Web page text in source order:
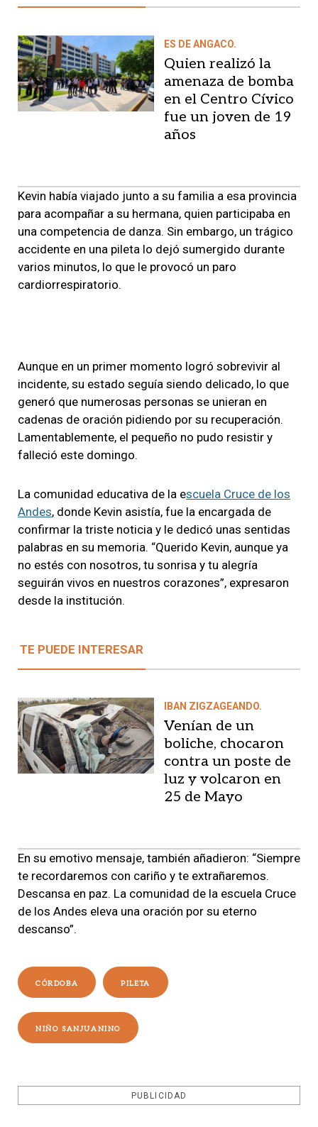
ES DE ANGACO.
Quien realizó la
amenaza de bomba
en el Centro Cívico
fue un joven de 19
años
Kevin había viajado junto a su familia a esa provincia
para acompañar a su hermana, quien participaba en
una competencia de danza. Sin embargo, un trágico
accidente en una pileta lo dejó sumergido durante
varios minutos, lo que le provocó un paro
cardiorrespiratorio.
Aunque en un primer momento logró sobrevivir al
incidente, su estado seguía siendo delicado, lo que
generó que numerosas personas se unieran en
cadenas de oración pidiendo por su recuperación.
Lamentablemente, el pequeño no pudo resistir y
falleció este domingo.
La comunidad educativa de la escuela Cruce de los
Andes, donde Kevin asistía, fue la encargada de
confirmar la triste noticia y le dedicó unas sentidas
palabras en su memoria. “Querido Kevin, aunque ya
no estés con nosotros, tu sonrisa y tu alegría
seguirán vivos en nuestros corazones”, expresaron
desde la institución.
TE PUEDE INTERESAR
IBAN ZIGZAGEANDO.
Venían de un
boliche, chocaron
contra un poste de
luz y volcaron en
25 de Mayo
En su emotivo mensaje, también añadieron: “Siempre
te recordaremos con cariño y te extrañaremos.
Descansa en paz. La comunidad de la escuela Cruce
de los Andes eleva una oración por su eterno
descanso”.
CÓRDOBA PILETA
NIÑO SANJUANINO
PUBLICIDAD